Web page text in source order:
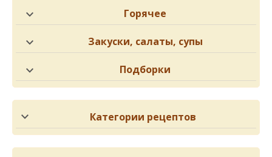
Горячее
Закуски, салаты, супы
Подборки
Категории рецептов